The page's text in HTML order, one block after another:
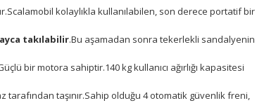
kolaylıkla kullanılabilen, son derece portatif bir
takılabilir.Bu aşamadan sonra tekerlekli sandalyenin
bir motora sahiptir.140 kg kullanıcı ağırlığı kapasitesi
tarafından taşınır.Sahip olduğu 4 otomatik güvenlik freni,